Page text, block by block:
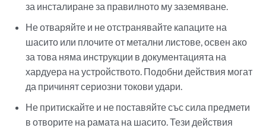
за инсталиране за правилното му заземяване.
Не отваряйте и не отстранявайте капаците на
шасито или плочите от метални листове, освен ако
за това няма инструкции в документацията на
хардуера на устройството. Подобни действия могат
да причинят сериозни токови удари.
Не притискайте и не поставяйте със сила предмети
в отворите на рамата на шасито. Тези действия